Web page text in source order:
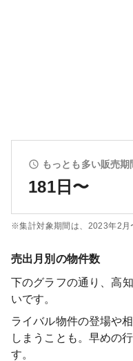
もっとも多い販売期
181日〜
※集計対象期間は、 2023年2月
売出月別の物件数
下のグラフの通り、高
いです。
ライバル物件の登場や
しまうことも。早めの
す。